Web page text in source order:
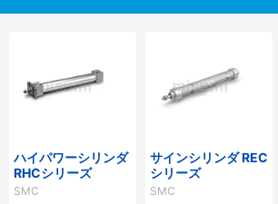
ハイパワーシリンダ
RHCシリーズ
SMC
サインシリンダ REC
シリーズ
SMC